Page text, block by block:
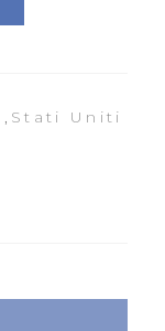
, Stati Uniti